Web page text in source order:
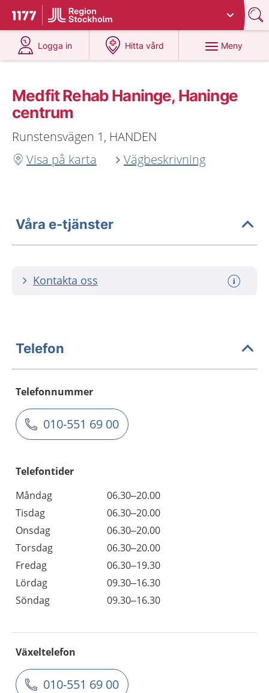
Till startsidan för 1177
Du har valt region
Logga in
på 1177.se
Hitta vård
på 1177.se
Meny
Medfit Rehab Haninge, Haninge
centrum
Runstensvägen 1, HANDEN
Visa på karta
Vägbeskrivning
Våra e-tjänster
Kontakta oss
Telefon
Telefonnummer
010-551 69 00
Telefontider
Måndag
06.30–20.00
Tisdag
06.30–20.00
Onsdag
06.30–20.00
Torsdag
06.30–20.00
Fredag
06.30–19.30
Lördag
09.30–16.30
Söndag
09.30–16.30
Växeltelefon
010-551 69 00